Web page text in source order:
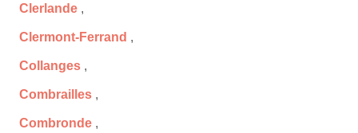
Clerlande ,
Clermont-Ferrand ,
Collanges ,
Combrailles ,
Combronde ,